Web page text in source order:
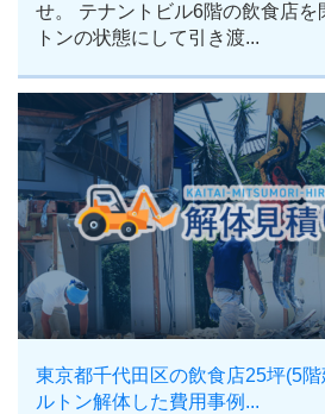
せ。 テナントビル6階の飲食店
トンの状態にして引き渡...
東京都千代田区の飲食店25坪(5
ルトン解体した費用事例...